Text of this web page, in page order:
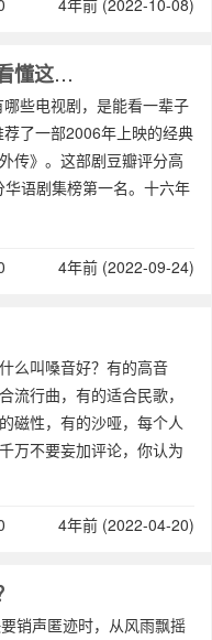
4年前 (2022-10-08)
多年后重温《武林外传》，才看懂这些人生哲理
哪些电视剧，是能看一辈子
荐了一部2006年上映的经典
传》。这部剧豆瓣评分高
语剧集榜第一名。十六年
要是不会剧中的几
4年前 (2022-09-24)
么叫嗓音好？有的高音
流行曲，有的适合民歌，
磁性，有的沙哑，每个人
万不要妄加评论，你认为
郎，
4年前 (2022-04-20)
销声匿迹时，从风雨飘摇